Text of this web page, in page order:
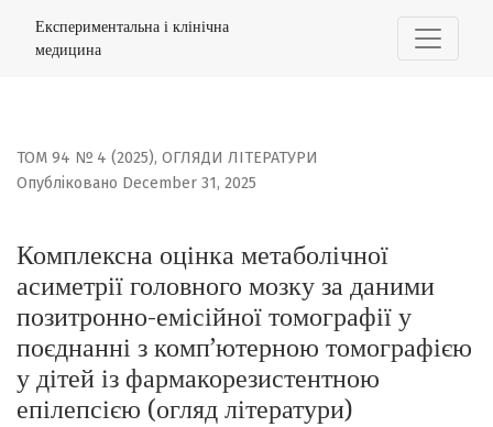
Комплексна оцінка метаболічної асиметрії
Експериментальна і клінічна
медицина
ТОМ 94 № 4 (2025), ОГЛЯДИ ЛІТЕРАТУРИ
Комплексна оцінка метаболічної
асиметрії головного мозку за даними
позитронно-емісійної томографії у
поєднанні з комп’ютерною томографією
у дітей із фармакорезистентною
епілепсією (огляд літератури)
Опубліковано December 31, 2025